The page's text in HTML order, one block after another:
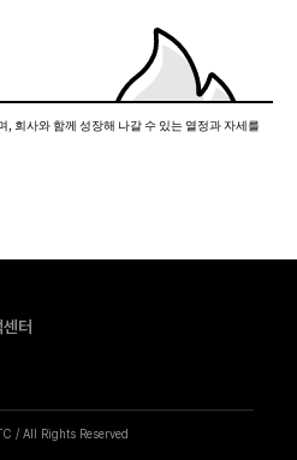
회사와 함께 성장해 나갈 수 있는 열정과 자세를
터
/ All Rights Reserved